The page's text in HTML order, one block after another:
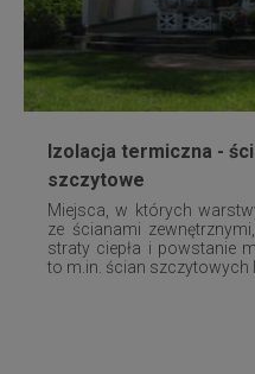
Izolacja termiczna -
szczytowe
Miejsca, w których
ze ścianami
straty ciepła i powstanie
to m.in. ścian szczytowych